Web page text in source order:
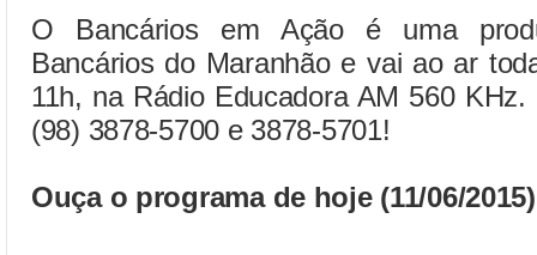
O Bancários em Ação é uma
Bancários do Maranhão e vai ao ar
11h, na Rádio Educadora AM 560
(98) 3878-5700 e 3878-5701!
Ouça o programa de hoje (11/06/